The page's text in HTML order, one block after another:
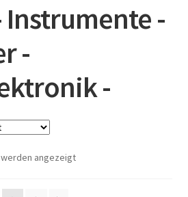
Instrumente -
-
-
angezeigtNach